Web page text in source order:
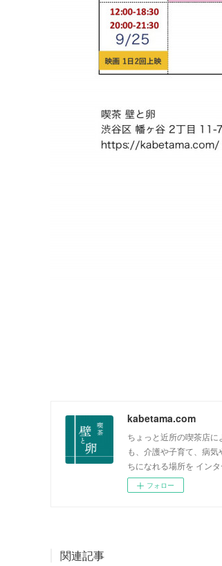
kabetama.com
ちょっと近所の喫茶店
も、介護や子育て、病
ちになれる場所を イン
フォロー
関連記事